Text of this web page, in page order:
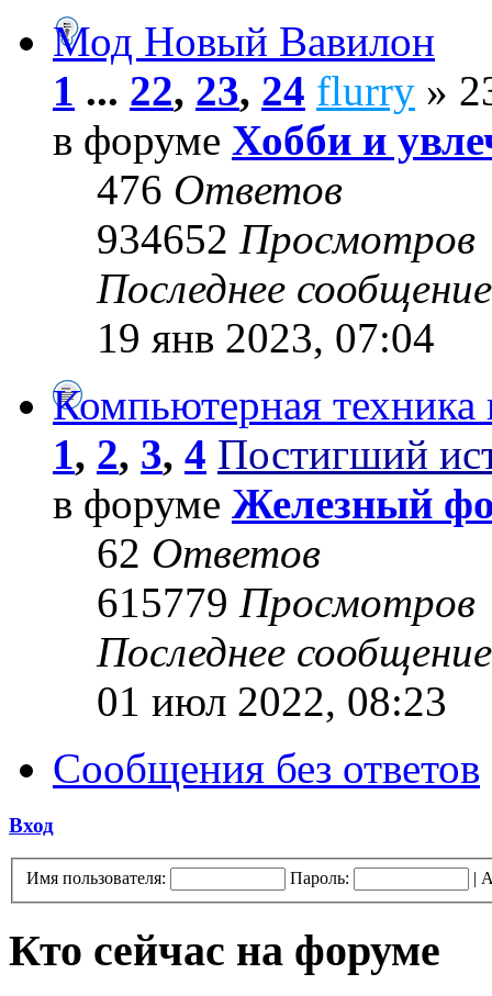
Мод Новый Вавилон
1 ... 22, 23, 24 flurry »
в форуме Хобби и
476 Ответов
934652 Просмотров
Последнее
19 янв 2023, 07:04
Компьютерная
1, 2, 3, 4 Постигший
в форуме Железный
62 Ответов
615779 Просмотров
Последнее
01 июл 2022, 08:23
Сообщения без ответов
Вход
Имя пользователя: Пароль: |
Кто сейчас на форуме